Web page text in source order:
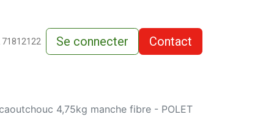
vente
71812122 Se connecter Contact
4,75kg manche fibre - POLET